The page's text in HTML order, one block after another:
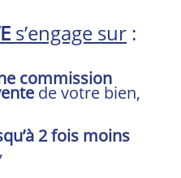
s’engage sur :
commission
de votre bien,
2 fois moins